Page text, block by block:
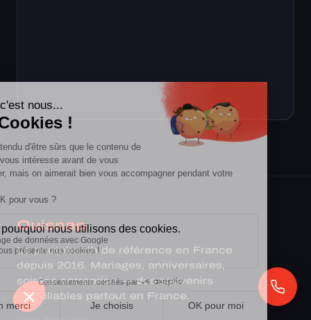
Ouisnap
Le photobooth de référence en France
depuis 2016. Mariages, anniversaires,
soirées entreprise — des souvenirs
inoubliables partout en France.